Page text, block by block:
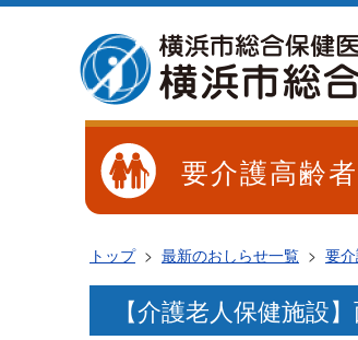
要介護高齢
トップ> 最新のおしらせ一覧 > 要
【介護老人保健施設